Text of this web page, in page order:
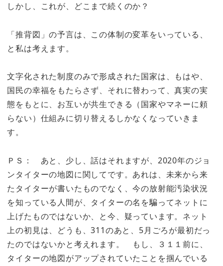
しかし、これが、どこまで続くのか？
「推背図」の予言は、この体制の変革をいっている、
と私は考えます。
文字化された制度のみで形成された国家は、もはや、
国民の幸福をもたらさず、それに替わって、真実の実
態をもとに、お互いが共生できる（国家やマネーに頼
らない）仕組みに切り替えるしかなくなっていきま
す。
ＰＳ： あと、少し、話はそれますが、2020年のジョ
ンタイターの地図に関してです。あれは、未来から来
たタイターが書いたものでなく、今の放射能汚染状況
を知っている人間が、タイターの名を騙ってネットに
上げたものではないか、と今、疑っています。ネット
上の初見は、どうも、311のあと、5月ごろが最初だっ
たのではないかと考えれます。 もし、３１１前に、
タイターの地図がアップされていたことを掴んでいる